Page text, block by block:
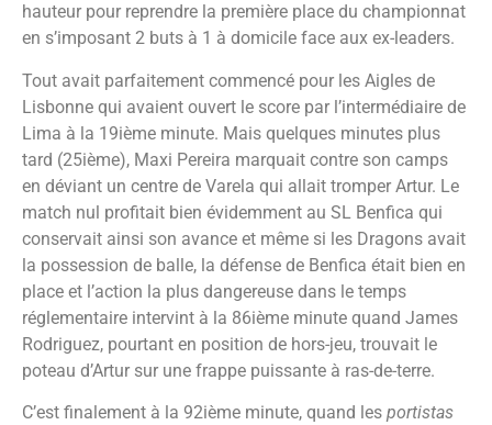
hauteur pour reprendre la première place du championnat
en s’imposant 2 buts à 1 à domicile face aux ex-leaders.
Tout avait parfaitement commencé pour les Aigles de
Lisbonne qui avaient ouvert le score par l’intermédiaire de
Lima à la 19ième minute. Mais quelques minutes plus
tard (25ième), Maxi Pereira marquait contre son camps
en déviant un centre de Varela qui allait tromper Artur. Le
match nul profitait bien évidemment au SL Benfica qui
conservait ainsi son avance et même si les Dragons avait
la possession de balle, la défense de Benfica était bien en
place et l’action la plus dangereuse dans le temps
réglementaire intervint à la 86ième minute quand James
Rodriguez, pourtant en position de hors-jeu, trouvait le
poteau d’Artur sur une frappe puissante à ras-de-terre.
C’est finalement à la 92ième minute, quand les portistas